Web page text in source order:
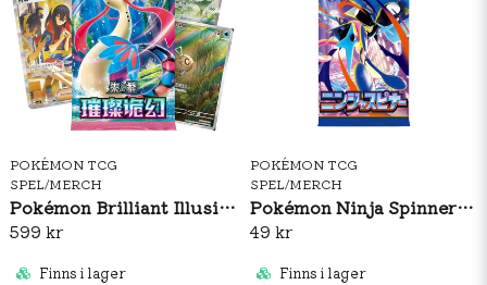
POKÉMON TCG
SPEL/MERCH
Pokémon Brilliant Illusions CSV8C Booster Box Slim (S-CH)
599 kr
Finns i lager
POKÉMON TCG
SPEL/MERCH
Pokémon Ninja Spinner Booster Pack (JP)
49 kr
Finns i lager